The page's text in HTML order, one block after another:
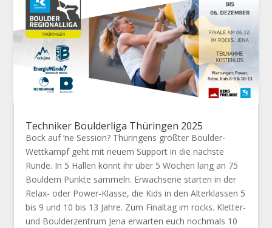
Techniker Boulderliga Thüringen 2025
Bock auf ’ne Session? Thüringens größter Boulder-
Wettkampf geht mit neuem Support in die nächste
Runde. In 5 Hallen könnt ihr über 5 Wochen lang an 75
Bouldern Punkte sammeln. Erwachsene starten in der
Relax- oder Power-Klasse, die Kids in den Alterklassen 5
bis 9 und 10 bis 13 Jahre. Zum Finaltag im rocks. Kletter-
und Boulderzentrum Jena erwarten euch nochmals 10